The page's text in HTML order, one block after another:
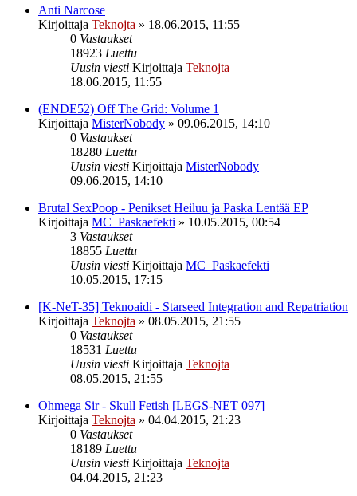
Anti Narcose
Kirjoittaja Teknojta » 18.06.2015, 11:55
0 Vastaukset
18923 Luettu
Uusin viesti Kirjoittaja Teknojta
18.06.2015, 11:55
(ENDE52) Off The Grid: Volume 1
Kirjoittaja MisterNobody » 09.06.2015, 14:10
0 Vastaukset
18280 Luettu
Uusin viesti Kirjoittaja MisterNobody
09.06.2015, 14:10
Brutal SexPoop - Penikset Heiluu ja Paska Lentää EP
Kirjoittaja MC_Paskaefekti » 10.05.2015, 00:54
3 Vastaukset
18855 Luettu
Uusin viesti Kirjoittaja MC_Paskaefekti
10.05.2015, 17:15
[K-NeT-35] Teknoaidi - Starseed Integration and Repatriation
Kirjoittaja Teknojta » 08.05.2015, 21:55
0 Vastaukset
18531 Luettu
Uusin viesti Kirjoittaja Teknojta
08.05.2015, 21:55
Ohmega Sir - Skull Fetish [LEGS​-​NET 097]
Kirjoittaja Teknojta » 04.04.2015, 21:23
0 Vastaukset
18189 Luettu
Uusin viesti Kirjoittaja Teknojta
04.04.2015, 21:23